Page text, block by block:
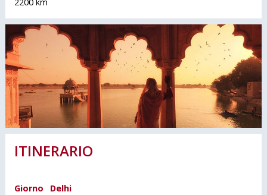
2200 km
ITINERARIO
Giorno
Delhi